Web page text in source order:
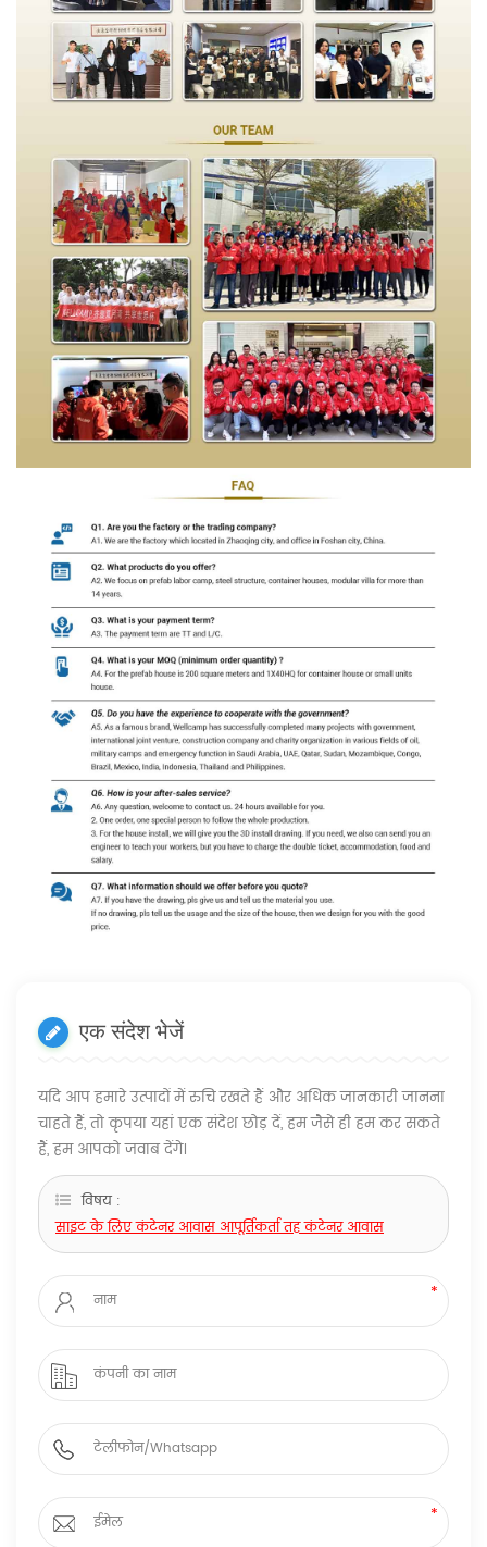
एक संदेश भेजें
यदि आप हमारे उत्पादों में रुचि रखते हैं और अधिक जानकारी जानना
चाहते हैं, तो कृपया यहां एक संदेश छोड़ दें, हम जैसे ही हम कर सकते
हैं, हम आपको जवाब देंगे।
विषय :
साइट के लिए कंटेनर आवास आपूर्तिकर्ता तह कंटेनर आवास